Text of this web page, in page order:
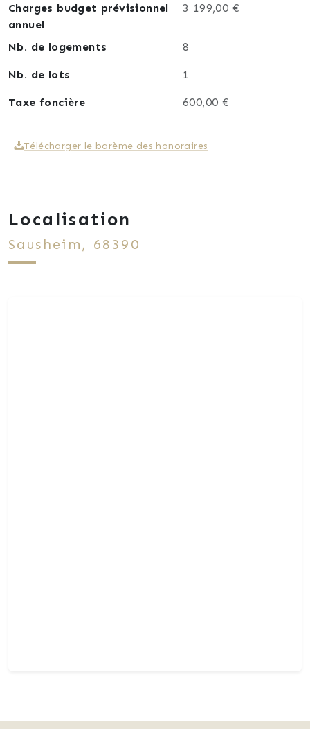
Charges budget prévisionnel
annuel
3 199,00 €
Nb. de logements 8
Nb. de lots 1
Taxe foncière 600,00 €
Télécharger le barème des honoraires
Localisation
Sausheim, 68390